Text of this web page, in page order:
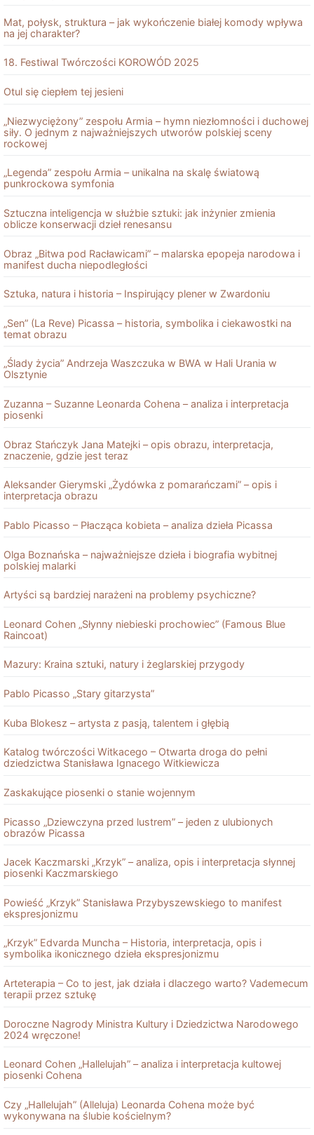
Mat, połysk, struktura – jak wykończenie białej komody wpływa
na jej charakter?
18. Festiwal Twórczości KOROWÓD 2025
Otul się ciepłem tej jesieni
„Niezwyciężony” zespołu Armia – hymn niezłomności i duchowej
siły. O jednym z najważniejszych utworów polskiej sceny
rockowej
„Legenda” zespołu Armia – unikalna na skalę światową
punkrockowa symfonia
Sztuczna inteligencja w służbie sztuki: jak inżynier zmienia
oblicze konserwacji dzieł renesansu
Obraz „Bitwa pod Racławicami” – malarska epopeja narodowa i
manifest ducha niepodległości
Sztuka, natura i historia – Inspirujący plener w Zwardoniu
„Sen” (La Reve) Picassa – historia, symbolika i ciekawostki na
temat obrazu
„Ślady życia” Andrzeja Waszczuka w BWA w Hali Urania w
Olsztynie
Zuzanna – Suzanne Leonarda Cohena – analiza i interpretacja
piosenki
Obraz Stańczyk Jana Matejki – opis obrazu, interpretacja,
znaczenie, gdzie jest teraz
Aleksander Gierymski „Żydówka z pomarańczami” – opis i
interpretacja obrazu
Pablo Picasso – Płacząca kobieta – analiza dzieła Picassa
Olga Boznańska – najważniejsze dzieła i biografia wybitnej
polskiej malarki
Artyści są bardziej narażeni na problemy psychiczne?
Leonard Cohen „Słynny niebieski prochowiec” (Famous Blue
Raincoat)
Mazury: Kraina sztuki, natury i żeglarskiej przygody
Pablo Picasso „Stary gitarzysta”
Kuba Blokesz – artysta z pasją, talentem i głębią
Katalog twórczości Witkacego – Otwarta droga do pełni
dziedzictwa Stanisława Ignacego Witkiewicza
Zaskakujące piosenki o stanie wojennym
Picasso „Dziewczyna przed lustrem” – jeden z ulubionych
obrazów Picassa
Jacek Kaczmarski „Krzyk” – analiza, opis i interpretacja słynnej
piosenki Kaczmarskiego
Powieść „Krzyk” Stanisława Przybyszewskiego to manifest
ekspresjonizmu
„Krzyk” Edvarda Muncha – Historia, interpretacja, opis i
symbolika ikonicznego dzieła ekspresjonizmu
Arteterapia – Co to jest, jak działa i dlaczego warto? Vademecum
terapii przez sztukę
Doroczne Nagrody Ministra Kultury i Dziedzictwa Narodowego
2024 wręczone!
Leonard Cohen „Hallelujah” – analiza i interpretacja kultowej
piosenki Cohena
Czy „Hallelujah” (Alleluja) Leonarda Cohena może być
wykonywana na ślubie kościelnym?